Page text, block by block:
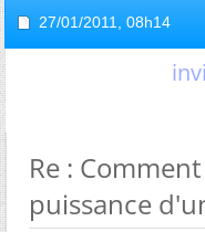
27/01/2011, 08h14
Re :
puissance